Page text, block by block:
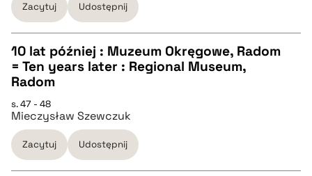
BIBTEX
pobierz cytat
Zacytuj Udostępnij
CZYSTY TEKST
pobierz cytat
BIBTEX
10 lat później : Muzeum Okręgowe, Radom
= Ten years later : Regional Museum,
Radom
s. 47 - 48
Mieczysław Szewczuk
Zacytuj Udostępnij